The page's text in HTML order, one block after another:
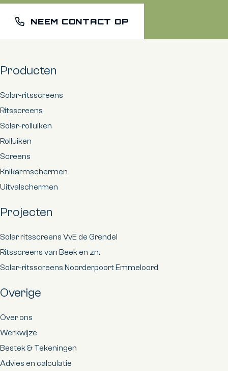
NEEM CONTACT OP
Producten
Solar-ritsscreens
Ritsscreens
Solar-rolluiken
Rolluiken
Screens
Knikarmschermen
Uitvalschermen
Projecten
Solar ritsscreens VvE de Grendel
Ritsscreens van Beek en zn.
Solar-ritsscreens Noorderpoort Emmeloord
Overige
Over ons
Werkwijze
Bestek & Tekeningen
Advies en calculatie